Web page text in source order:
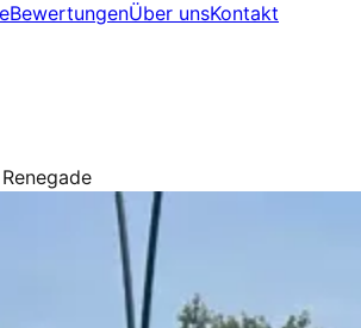
BewertungenÜber unsKontakt